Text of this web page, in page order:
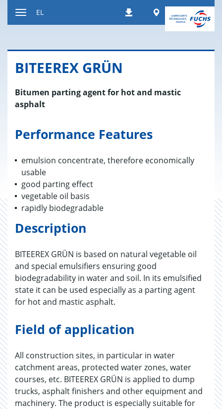
Λήψεις Worldwide
EL
BITEEREX GRÜN
Bitumen parting agent for hot and mastic
asphalt
Performance Features
emulsion concentrate, therefore economically
usable
good parting effect
vegetable oil basis
rapidly biodegradable
Description
BITEEREX GRÜN is based on natural vegetable oil
and special emulsifiers ensuring good
biodegradability in water and soil. In its emulsified
state it can be used especially as a parting agent
for hot and mastic asphalt.
Field of application
All construction sites, in particular in water
catchment areas, protected water zones, water
courses, etc. BITEEREX GRÜN is applied to dump
trucks, asphalt finishers and other equipment and
machinery. The product is especially suitable for